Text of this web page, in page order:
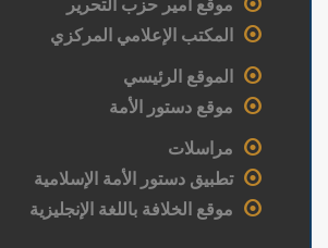
موقع أمير حزب التحرير
المكتب الإعلامي المركزي
الموقع الرئيسي
موقع دستور الأمة
مراسلات
تطبيق دستور الأمة الإسلامية
موقع الخلافة باللغة الإنجليزية